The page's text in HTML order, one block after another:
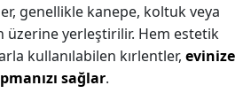
genellikle kanepe, koltuk veya
üzerine yerleştirilir. Hem estetik
kullanılabilen kırlentler, evinize
sağlar.